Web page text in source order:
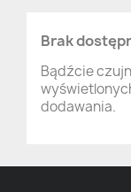
Brak
Bądźcie
dodawania.